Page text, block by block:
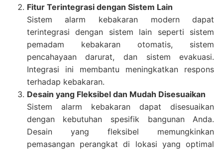
Fitur Terintegrasi dengan Sistem Lain
Sistem alarm kebakaran modern dapat
terintegrasi dengan sistem lain seperti sistem
pemadam kebakaran otomatis, sistem
pencahayaan darurat, dan sistem evakuasi.
Integrasi ini membantu meningkatkan respons
terhadap kebakaran.
Desain yang Fleksibel dan Mudah Disesuaikan
Sistem alarm kebakaran dapat disesuaikan
dengan kebutuhan spesifik bangunan Anda.
Desain yang fleksibel memungkinkan
pemasangan perangkat di lokasi yang optimal